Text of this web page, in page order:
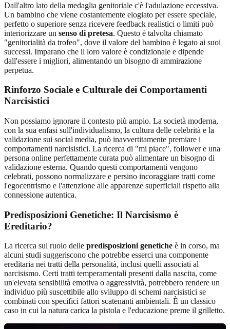
Dall'altro lato della medaglia genitoriale c'è l'adulazione eccessiva.
Un bambino che viene costantemente elogiato per essere speciale,
perfetto o superiore senza ricevere feedback realistici o limiti può
interiorizzare un senso di pretesa. Questo è talvolta chiamato
"genitorialità da trofeo", dove il valore del bambino è legato ai suoi
successi. Imparano che il loro valore è condizionale e dipende
dall'essere i migliori, alimentando un bisogno di ammirazione
perpetua.
Rinforzo Sociale e Culturale dei Comportamenti
Narcisistici
Non possiamo ignorare il contesto più ampio. La società moderna,
con la sua enfasi sull'individualismo, la cultura delle celebrità e la
validazione sui social media, può inavvertitamente premiare i
comportamenti narcisistici. La ricerca di "mi piace", follower e una
persona online perfettamente curata può alimentare un bisogno di
validazione esterna. Quando questi comportamenti vengono
celebrati, possono normalizzare e persino incoraggiare tratti come
l'egocentrismo e l'attenzione alle apparenze superficiali rispetto alla
connessione autentica.
Predisposizioni Genetiche: Il Narcisismo è
Ereditario?
La ricerca sul ruolo delle predisposizioni genetiche è in corso, ma
alcuni studi suggeriscono che potrebbe esserci una componente
ereditaria nei tratti della personalità, inclusi quelli associati al
narcisismo. Certi tratti temperamentali presenti dalla nascita, come
un'elevata sensibilità emotiva o aggressività, potrebbero rendere un
individuo più suscettibile allo sviluppo di schemi narcisistici se
combinati con specifici fattori scatenanti ambientali. È un classico
caso in cui la natura carica la pistola e l'educazione preme il grilletto.